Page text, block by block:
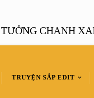
CHANH XANH
TRUYỆN SẮP EDIT